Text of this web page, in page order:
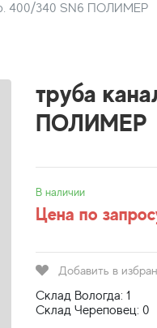
400/340 SN6 ПОЛИМЕР
труба
ПОЛИМЕР
В наличии
Цена по
Добавить в
Склад Вологда: 1
Склад Череповец: 0